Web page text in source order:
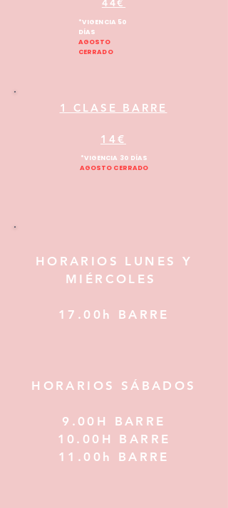
44€
*VIGENCIA 50
DÍAS
AGOSTO
CERRADO
1 CLASE BARRE
14€
*VIGENCIA 30 DÍAS
AGOSTO CERRADO
HORARIOS LUNES Y
MIÉRCOLES
17.00h BARRE
HORARIOS SÁBADOS
9.00H BARRE
10.00H BARRE
11.00h BARRE